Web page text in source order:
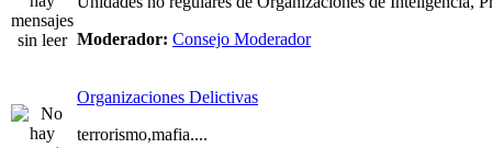
Moderador: Consejo Moderador
Organizaciones Delictivas
terrorismo,mafia....